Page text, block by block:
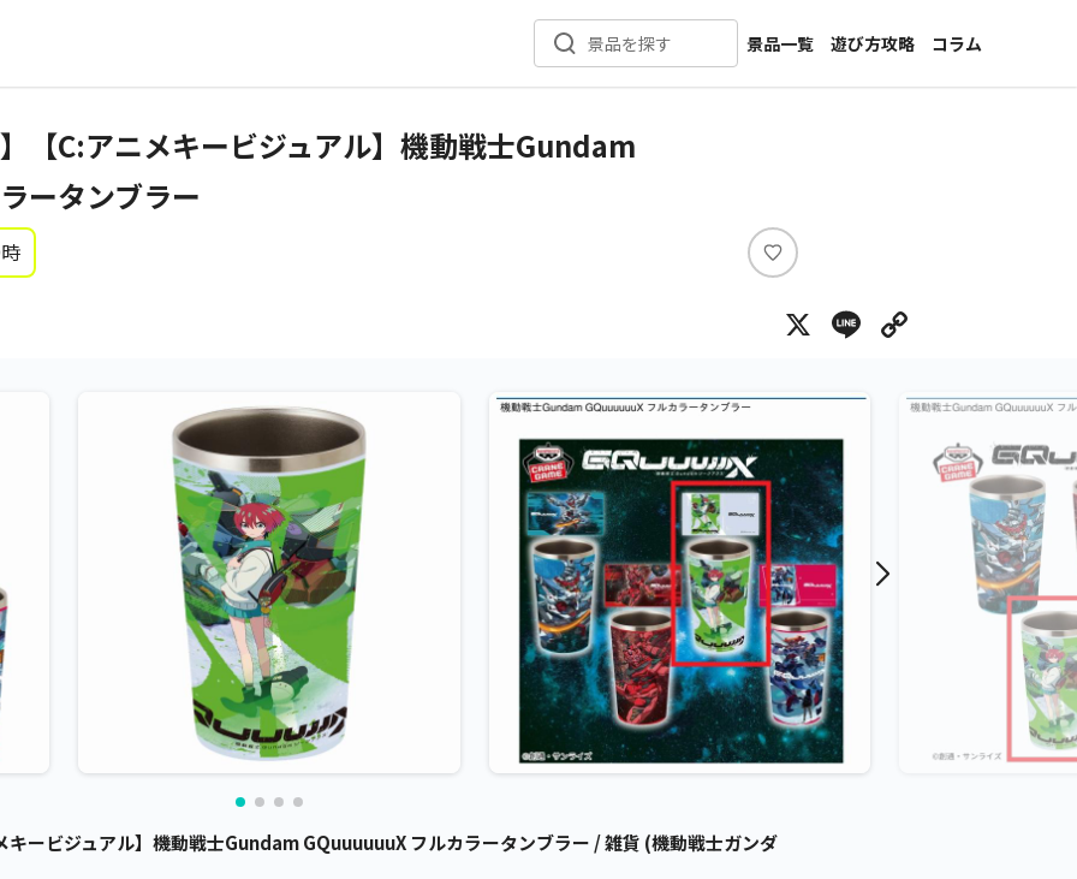
景品を探す
景品一覧
新着景品
遊び方攻略
コラム
インタビュー
【C:アニメキービジュアル】機動戦士Gundam
ータンブラー
い
ね
X Line
キービジュアル】機動戦士Gundam GQuuuuuuX フルカラータンブラー / 雑貨 (機動戦士ガンダ